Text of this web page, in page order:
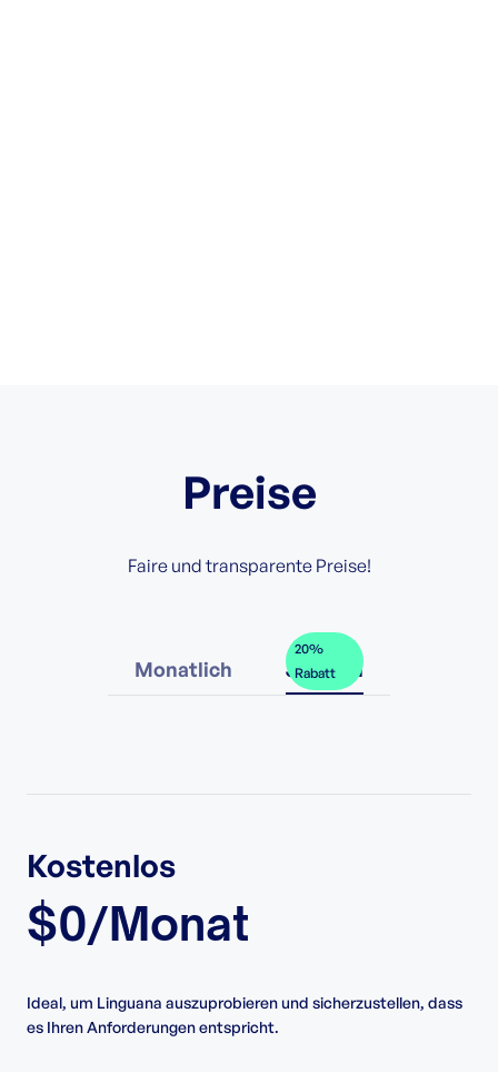
Preise
Faire und transparente Preise!
Monatlich Jährlich
20%
Rabatt
Kostenlos
$0/Monat
Ideal, um Linguana auszuprobieren und sicherzustellen, dass
es Ihren Anforderungen entspricht.